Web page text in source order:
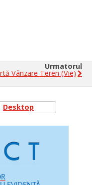
Urmatorul
Vânzare Teren (vie)
Desktop